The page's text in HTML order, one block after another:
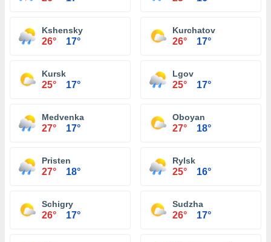
Kshensky
26° 17°
Kurchatov
26° 17°
Kursk
25° 17°
Lgov
25° 17°
Medvenka
27° 17°
Oboyan
27° 18°
Pristen
27° 18°
Rylsk
25° 16°
Schigry
26° 17°
Sudzha
26° 17°